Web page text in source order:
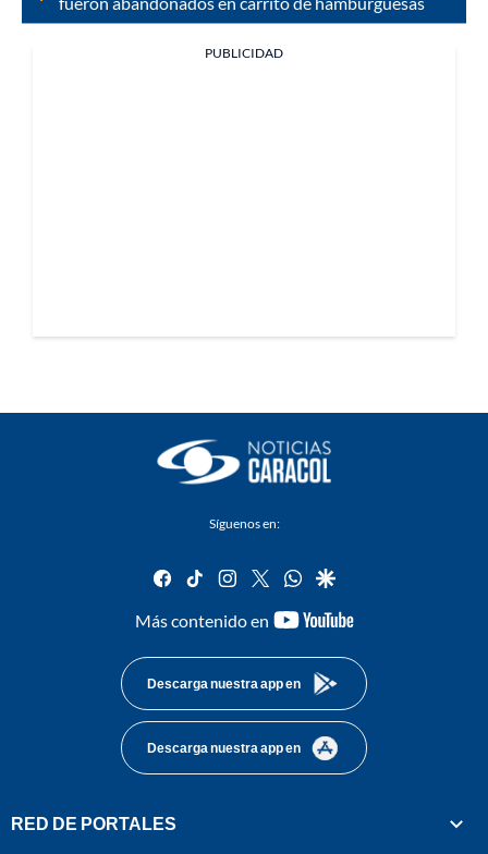
PUBLICIDAD
Síguenos en:
facebook
tiktok instagram
twitterwhatsapp
google
Más contenido en
youtube-
Descarga nuestra app en
Descarga nuestra app en
RED DE PORTALES